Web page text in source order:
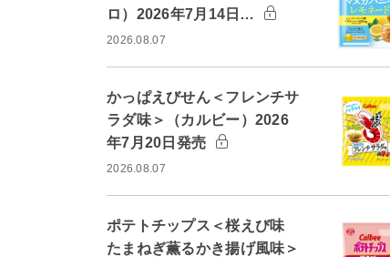
ロ）2026年7月14日…
2026.08.07
かっぱえびせん＜フレンチサ
ラダ味＞（カルビー）2026
年7月20日発売
2026.08.07
ポテトチップス＜桜えび味
たまねぎ薫るかき揚げ風味＞